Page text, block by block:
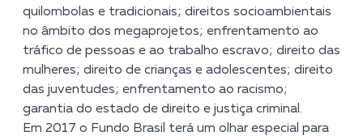
quilombolas e tradicionais; direitos socioambientais
no âmbito dos megaprojetos; enfrentamento ao
tráfico de pessoas e ao trabalho escravo; direito das
mulheres; direito de crianças e adolescentes; direito
das juventudes; enfrentamento ao racismo;
garantia do estado de direito e justiça criminal.
Em 2017 o Fundo Brasil terá um olhar especial para